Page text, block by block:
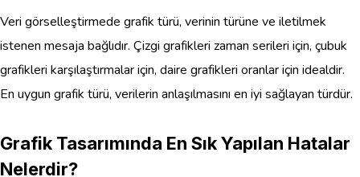
Veri görselleştirmede grafik türü, verinin türüne ve iletilmek
istenen mesaja bağlıdır. Çizgi grafikleri zaman serileri için, çubuk
grafikleri karşılaştırmalar için, daire grafikleri oranlar için idealdir.
En uygun grafik türü, verilerin anlaşılmasını en iyi sağlayan türdür.
Grafik Tasarımında En Sık Yapılan Hatalar
Nelerdir?